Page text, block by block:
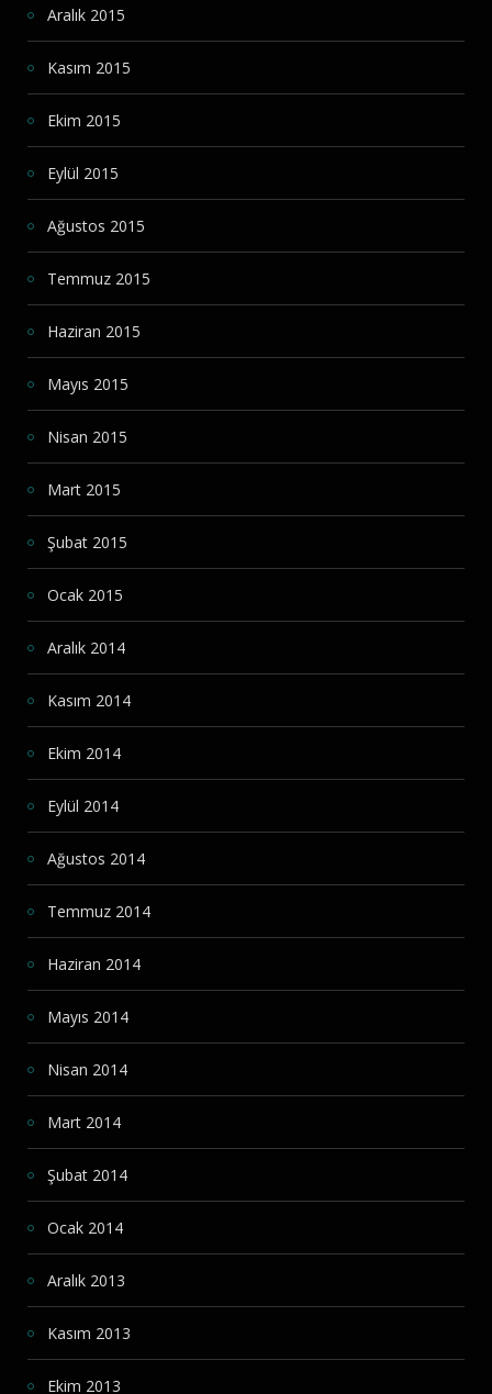
Aralık 2015
Kasım 2015
Ekim 2015
Eylül 2015
Ağustos 2015
Temmuz 2015
Haziran 2015
Mayıs 2015
Nisan 2015
Mart 2015
Şubat 2015
Ocak 2015
Aralık 2014
Kasım 2014
Ekim 2014
Eylül 2014
Ağustos 2014
Temmuz 2014
Haziran 2014
Mayıs 2014
Nisan 2014
Mart 2014
Şubat 2014
Ocak 2014
Aralık 2013
Kasım 2013
Ekim 2013